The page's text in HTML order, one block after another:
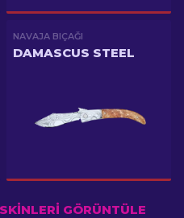
NAVAJA BIÇAĞI
DAMASCUS STEEL
GÖRÜNTÜLE